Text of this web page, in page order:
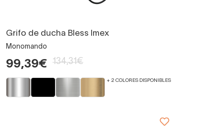
Grifo de ducha Bless Imex
Monomando
99,39€ 134,31€
+ 2 COLORES DISPONIBLES